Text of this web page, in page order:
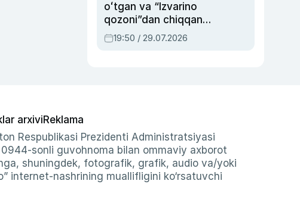
oʻtgan va “Izvarino
qozoni”dan chiqqan
qahramon — Ukraina
armiyasi bosh
19:50 / 29.07.2026
arxiviReklama
Respublikasi Prezidenti Administratsiyasi
sonli guvohnoma bilan ommaviy axborot
shuningdek, fotografik, grafik, audio va/yoki
internet-nashrining muallifligini ko‘rsatuvchi